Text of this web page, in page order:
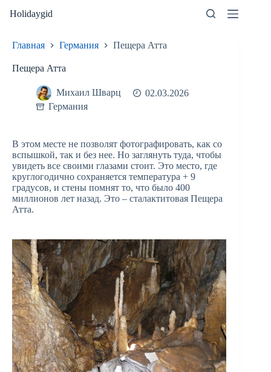
Holidaygid
Главная Германия Пещера Атта
Пещера Атта
Михаил Шварц
02.03.2026
Германия
В этом месте не позволят фотографировать, как со
вспышкой, так и без нее. Но заглянуть туда, чтобы
увидеть все своими глазами стоит. Это место, где
круглогодично сохраняется температура + 9
градусов, и стены помнят то, что было 400
миллионов лет назад. Это – сталактитовая Пещера
Атта.